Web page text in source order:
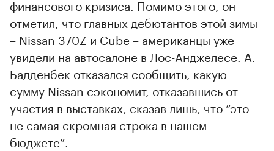
финансового кризиса. Помимо этого, он
отметил, что главных дебютантов этой зимы
– Nissan 370Z и Cube – американцы уже
увидели на автосалоне в Лос-Анджелесе. А.
Бадденбек отказался сообщить, какую
сумму Nissan сэкономит, отказавшись от
участия в выставках, сказав лишь, что “это
не самая скромная строка в нашем
бюджете”.